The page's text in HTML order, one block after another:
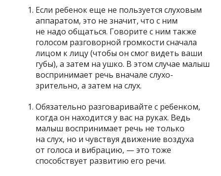
Если ребенок еще не пользуется слуховым
аппаратом, это не значит, что с ним
не надо общаться. Говорите с ним также
голосом разговорной громкости сначала
лицом к лицу (чтобы он смог видеть ваши
губы), а затем на ушко. В этом случае малыш
воспринимает речь вначале слухо-
зрительно, а затем на слух.
Обязательно разговаривайте с ребенком,
когда он находится у вас на руках. Ведь
малыш воспринимает речь не только
на слух, но и чувствуя движение воздуха
от голоса и вибрацию, — это тоже
способствует развитию его речи.